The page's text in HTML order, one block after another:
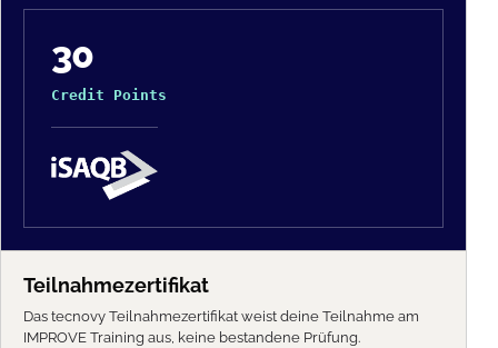
30
Credit Points
Teilnahmezertifikat
Das tecnovy Teilnahmezertifikat weist deine Teilnahme am
IMPROVE Training aus, keine bestandene Prüfung.